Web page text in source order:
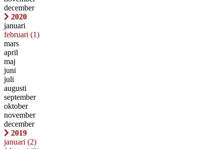
december
2020
januari
februari (1)
mars
april
maj
juni
juli
augusti
september
oktober
november
december
2019
januari (2)